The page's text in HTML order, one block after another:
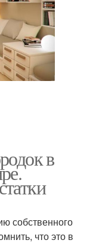
в
собственного
что это в